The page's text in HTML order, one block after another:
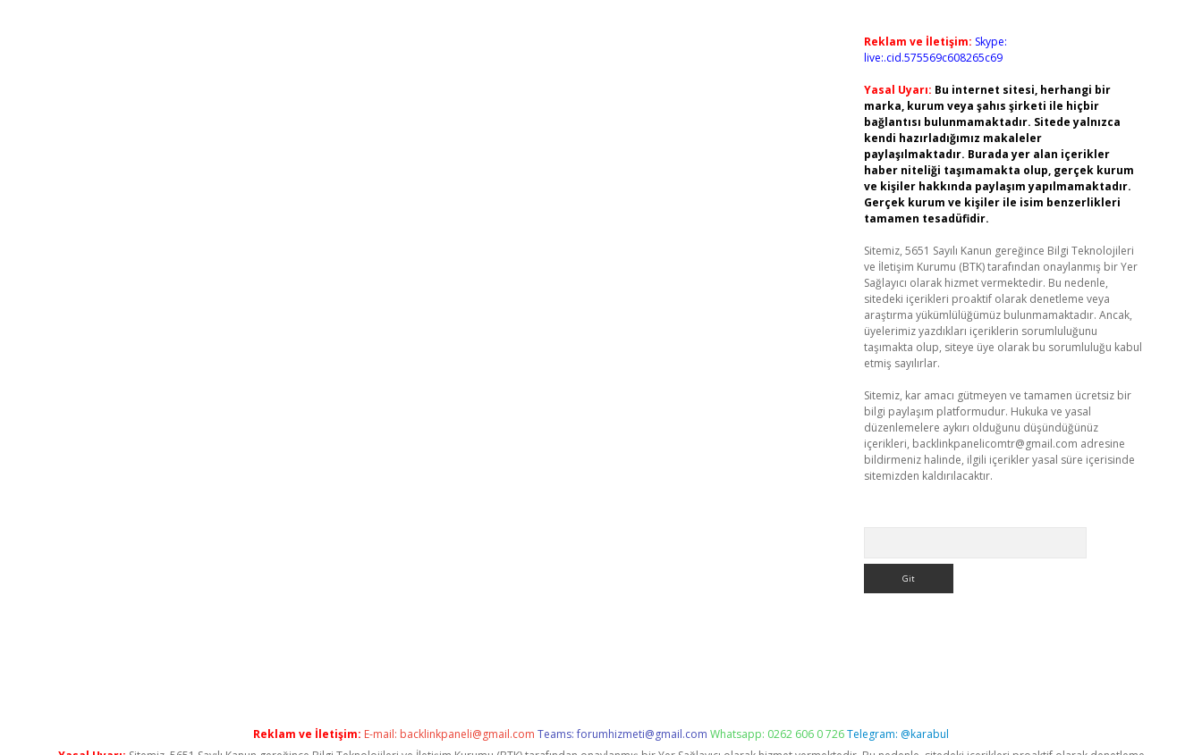
Reklam ve İletişim: Skype:
live:.cid.575569c608265c69
Yasal Uyarı: Bu internet sitesi, herhangi bir
marka, kurum veya şahıs şirketi ile hiçbir
bağlantısı bulunmamaktadır. Sitede yalnızca
kendi hazırladığımız makaleler
paylaşılmaktadır. Burada yer alan içerikler
haber niteliği taşımamakta olup, gerçek kurum
ve kişiler hakkında paylaşım yapılmamaktadır.
Gerçek kurum ve kişiler ile isim benzerlikleri
tamamen tesadüfidir.
Sitemiz, 5651 Sayılı Kanun gereğince Bilgi Teknolojileri
ve İletişim Kurumu (BTK) tarafından onaylanmış bir Yer
Sağlayıcı olarak hizmet vermektedir. Bu nedenle,
sitedeki içerikleri proaktif olarak denetleme veya
araştırma yükümlülüğümüz bulunmamaktadır. Ancak,
üyelerimiz yazdıkları içeriklerin sorumluluğunu
taşımakta olup, siteye üye olarak bu sorumluluğu kabul
etmiş sayılırlar.
Sitemiz, kar amacı gütmeyen ve tamamen ücretsiz bir
bilgi paylaşım platformudur. Hukuka ve yasal
düzenlemelere aykırı olduğunu düşündüğünüz
içerikleri, backlinkpanelicomtr@gmail.com adresine
bildirmeniz halinde, ilgili içerikler yasal süre içerisinde
sitemizden kaldırılacaktır.
Reklam ve İletişim: E-mail: backlinkpaneli@gmail.com Teams:forumhizmeti@gmail.com Whatsapp: 0262 606 0 726Telegram: @karabul